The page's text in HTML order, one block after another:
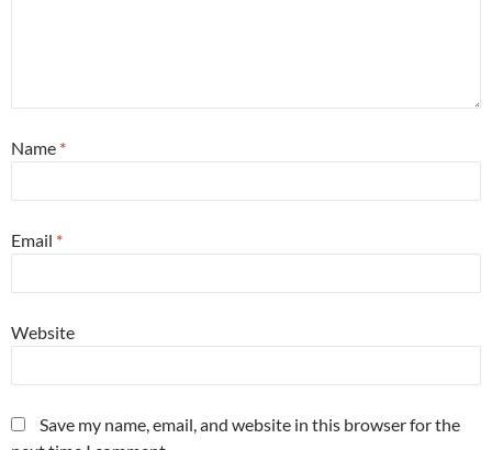
Name *
Email *
Website
Save my name, email, and website in this browser for the